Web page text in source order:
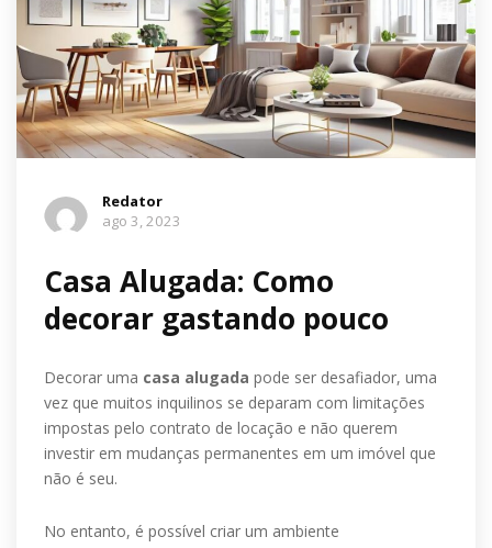
Redator
ago 3, 2023
Casa Alugada: Como
decorar gastando pouco
Decorar uma casa alugada pode ser desafiador, uma
vez que muitos inquilinos se deparam com limitações
impostas pelo contrato de locação e não querem
investir em mudanças permanentes em um imóvel que
não é seu.
No entanto, é possível criar um ambiente